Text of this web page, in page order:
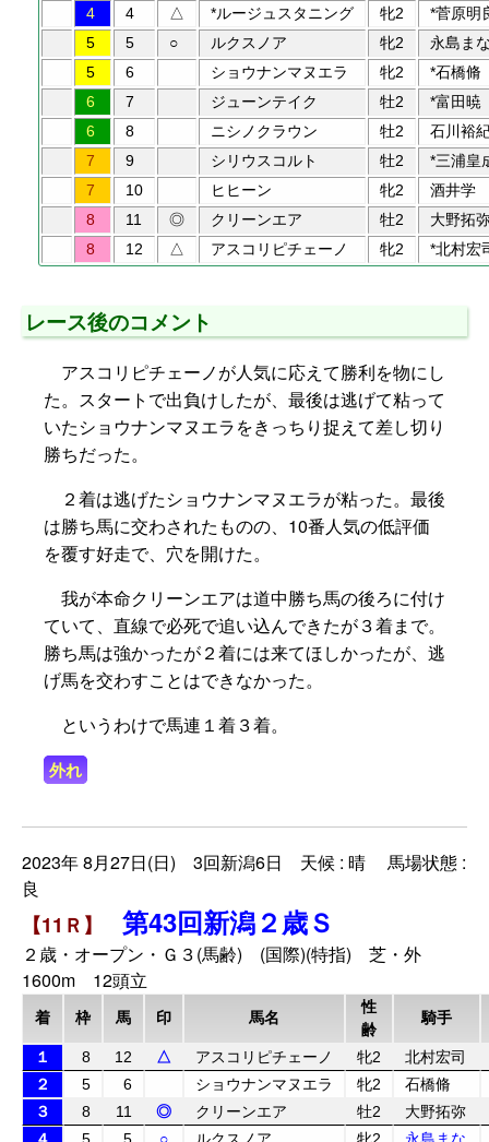
4
4 △ *ルージュスタニング 牝2
*菅原明
5
5 ○ ルクスノア 牝2
永島ま
5
6 ショウナンマヌエラ 牝2
*石橋脩
6
7 ジューンテイク 牡2
*富田暁
6
8 ニシノクラウン 牡2
石川裕
7
9 シリウスコルト 牡2
*三浦皇
7
10 ヒヒーン 牝2
酒井学
8
11 ◎ クリーンエア 牡2
大野拓
8
12 △ アスコリピチェーノ 牝2 *北村宏
レース後のコメント
アスコリピチェーノが人気に応えて勝利を物にし
た。スタートで出負けしたが、最後は逃げて粘って
いたショウナンマヌエラをきっちり捉えて差し切り
勝ちだった。
２着は逃げたショウナンマヌエラが粘った。最後
は勝ち馬に交わされたものの、10番人気の低評価
を覆す好走で、穴を開けた。
我が本命クリーンエアは道中勝ち馬の後ろに付け
ていて、直線で必死で追い込んできたが３着まで。
勝ち馬は強かったが２着には来てほしかったが、逃
げ馬を交わすことはできなかった。
というわけで馬連１着３着。
外れ
2023年 8月27日(日) 3回新潟6日 天候 : 晴 馬場状態 :
良
【11Ｒ】 第43回新潟２歳Ｓ
２歳・オープン・Ｇ３(馬齢) (国際)(特指) 芝・外
1600m 12頭立
着 枠 馬 印 馬名
性
齢
騎手
１ 8 12 △ アスコリピチェーノ 牝2
北村宏司
２
5 6 ショウナンマヌエラ 牝2
石橋脩
３
8 11 ◎ クリーンエア 牡2
大野拓弥